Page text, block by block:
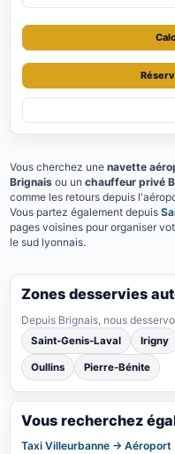
Vous cherchez unenavette
Brignais ou unchauffeur privé
comme les retours depuis
Vous partez également depuis
pages voisines pour organiser
le sud lyonnais.
Zones desservies
Depuis Brignais, nous
Saint-Genis-Laval Irigny
Oullins Pierre-Bénite
Vous recherchez
Taxi Villeurbanne → Aéroport